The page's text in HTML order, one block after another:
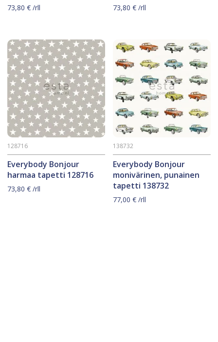
73,80 € /rll 73,80€ /rll
Everybody Bonjour
harmaa tapetti 128716
128716
73,80 € /rll
Everybody Bonjour
monivärinen, punainen
tapetti 138732
138732
77,00€ /rll